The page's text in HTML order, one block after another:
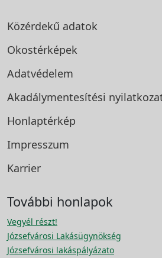
Közérdekű adatok
Okostérképek
Adatvédelem
Akadálymentesítési
Honlaptérkép
Impresszum
Karrier
További honlapok
Vegyél részt!
Józsefvárosi Lakásügynökség
Józsefvárosi lakáspályázato